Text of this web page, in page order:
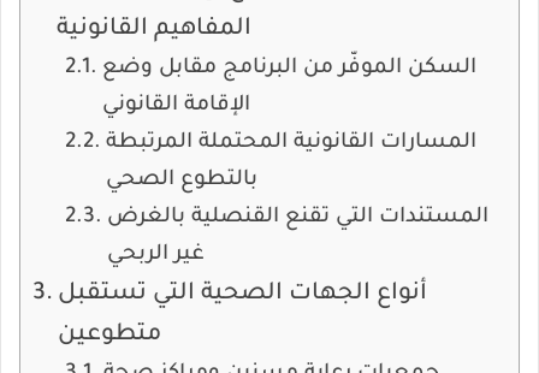
المفاهيم القانونية
السكن الموفّر من البرنامج مقابل وضع
الإقامة القانوني
المسارات القانونية المحتملة المرتبطة
بالتطوع الصحي
المستندات التي تقنع القنصلية بالغرض
غير الربحي
أنواع الجهات الصحية التي تستقبل
متطوعين